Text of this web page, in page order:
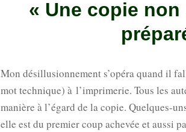
« Une copie
Mon dés­illu­sion­ne­ment s’opéra quand il
mot tech­nique) à l’imprimerie. Tous les
manière à l’égard de la copie. Quelques-
elle est du pre­mier coup ache­vée et aus­si